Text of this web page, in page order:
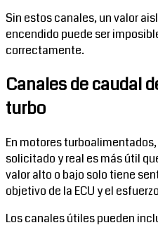
Sin estos canales, un valor
encendido puede ser
correctamente.
Canales de caudal
turbo
En motores
solicitado y real es más útil
valor alto o bajo solo tiene
objetivo de la ECU y el
Los canales útiles pueden